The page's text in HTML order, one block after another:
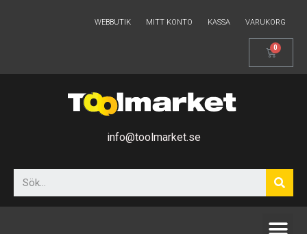
WEBBUTIK MITT KONTO KASSA VARUKORG
info@toolmarket.se